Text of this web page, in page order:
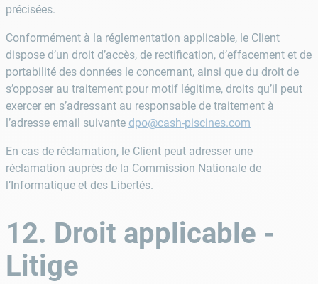
précisées.
Conformément à la réglementation applicable, le Client
dispose d’un droit d’accès, de rectification, d’effacement et de
portabilité des données le concernant, ainsi que du droit de
s’opposer au traitement pour motif légitime, droits qu’il peut
exercer en s’adressant au responsable de traitement à
l’adresse email suivante dpo@cash-piscines.com
En cas de réclamation, le Client peut adresser une
réclamation auprès de la Commission Nationale de
l’Informatique et des Libertés.
12. Droit applicable -
Litige